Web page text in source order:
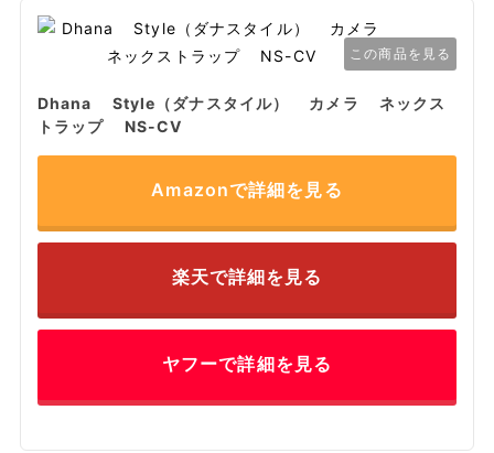
この商品を見る
Dhana Style（ダナスタイル） カメラ ネックス
トラップ NS-CV
Amazonで詳細を見る
楽天で詳細を見る
ヤフーで詳細を見る